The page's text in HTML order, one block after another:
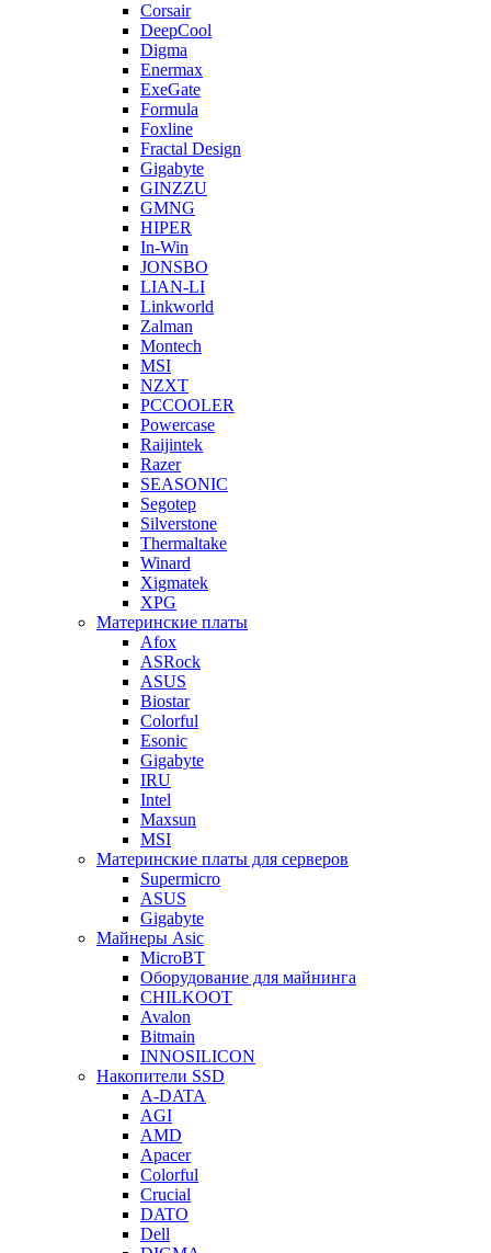
Corsair
DeepCool
Digma
Enermax
ExeGate
Formula
Foxline
Fractal Design
Gigabyte
GINZZU
GMNG
HIPER
In-Win
JONSBO
LIAN-LI
Linkworld
Zalman
Montech
MSI
NZXT
PCCOOLER
Powercase
Raijintek
Razer
SEASONIC
Segotep
Silverstone
Thermaltake
Winard
Xigmatek
XPG
Материнские платы
Afox
ASRock
ASUS
Biostar
Colorful
Esonic
Gigabyte
IRU
Intel
Maxsun
MSI
Материнские платы для серверов
Supermicro
ASUS
Gigabyte
Майнеры Asic
MicroBT
Оборудование для майнинга
CHILKOOT
Avalon
Bitmain
INNOSILICON
Накопители SSD
A-DATA
AGI
AMD
Apacer
Colorful
Crucial
DATO
Dell